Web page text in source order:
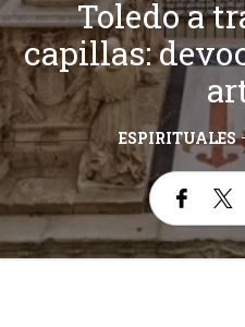
Toledo a
capillas:
ESPIRITUALES